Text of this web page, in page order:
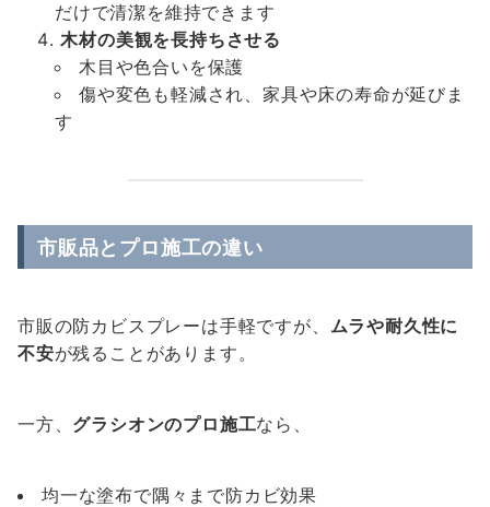
だけで清潔を維持できます
木材の美観を長持ちさせる
木目や色合いを保護
傷や変色も軽減され、家具や床の寿命が延びま
す
市販品とプロ施工の違い
市販の防カビスプレーは手軽ですが、 ムラや耐久性に
不安が残ることがあります。
一方、 グラシオンのプロ施工なら、
均一な塗布で隅々まで防カビ効果